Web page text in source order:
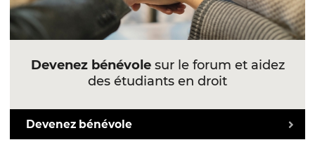
Devenez bénévolesur le forum et aidez
des étudiants en droit
Devenez bénévole